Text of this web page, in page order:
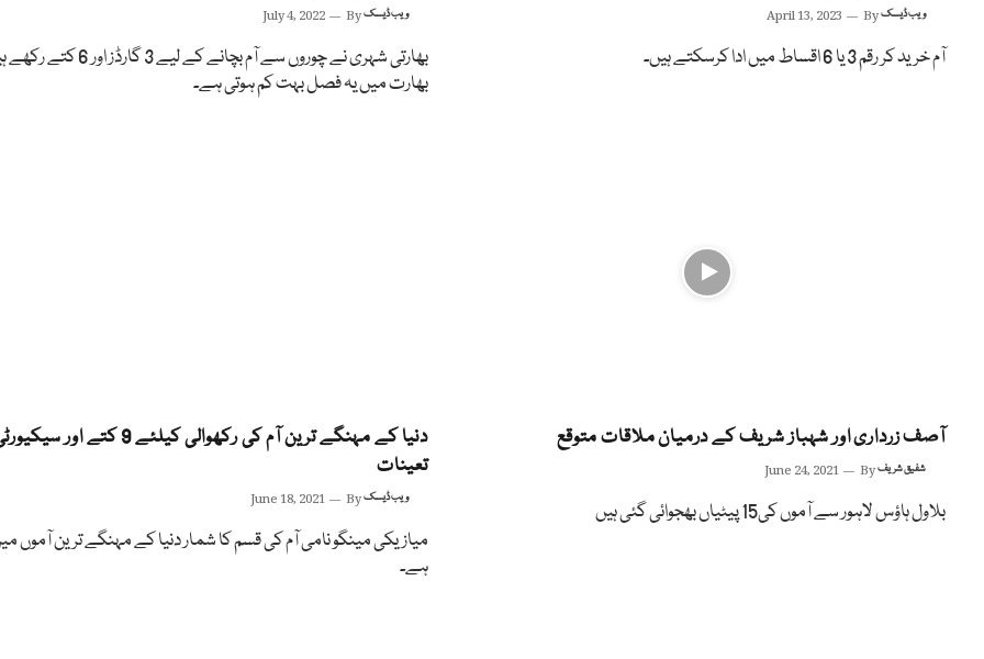
April 13, 2023 Byویب ڈیسک
آم خرید کر رقم 3 یا 6 اقساط میں ادا کرسکتے ہیں۔
July 4, 2022 Byویب ڈیسک
بھارتی شہری نے چوروں سے آم بچانے کے لیے 3 گارڈز
بھارت میں یہ فصل بہت کم ہوتی ہے۔
آصف زرداری اور شہباز شریف کے درمیان ملاقات متوقع
June 24, 2021 Byشفیق شریف
بلاول ہاؤس لاہور سے آموں کی15 پیٹیاں بھجوائی گئی ہیں
دنیا کے مہنگے ترین آم کی رکھوالی کیلئے 9
تعینات
June 18, 2021 Byویب ڈیسک
میازیکی مینگو نامی آم کی قسم کا شمار دنیا کے مہنگے ترین آموں
ہے۔